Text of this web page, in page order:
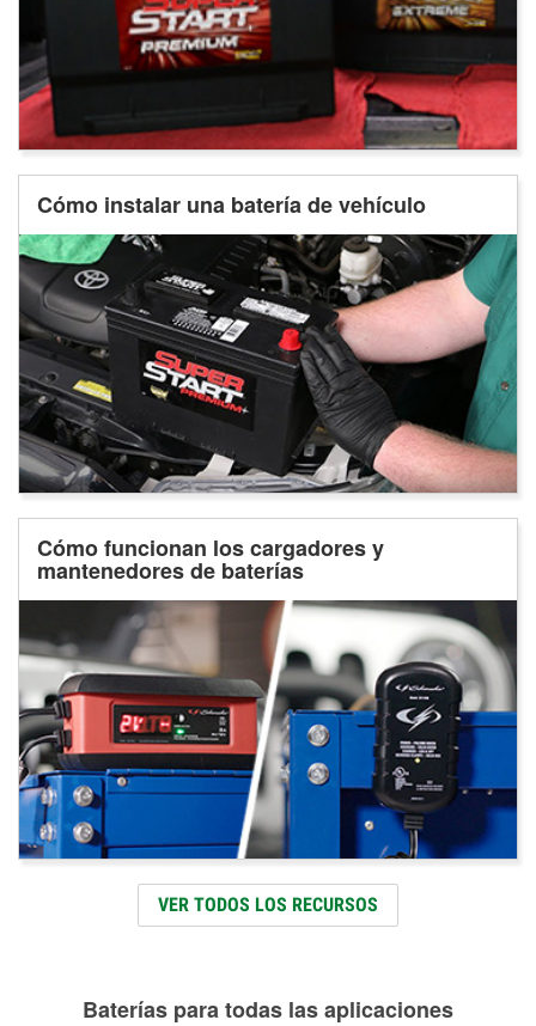
Cómo instalar una batería de vehículo
Cómo funcionan los cargadores y
mantenedores de baterías
VER TODOS LOS RECURSOS
Baterías para todas las aplicaciones